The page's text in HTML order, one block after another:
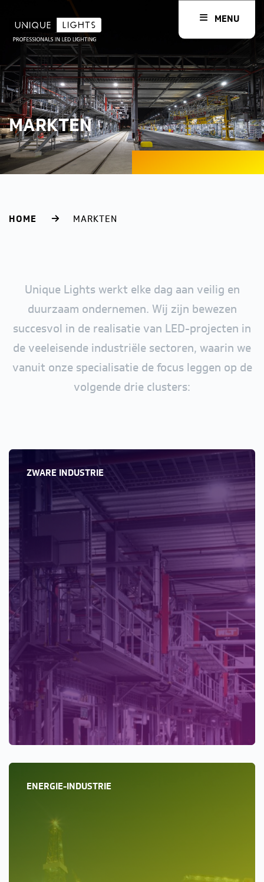
MENU
MARKTEN
HOME MARKTEN
Unique Lights werkt elke dag aan veilig en
duurzaam ondernemen. Wij zijn bewezen
succesvol in de realisatie van LED-projecten in
de veeleisende industriële sectoren, waarin we
vanuit onze specialisatie de focus leggen op de
volgende drie clusters:
ZWARE INDUSTRIE
ENERGIE-INDUSTRIE